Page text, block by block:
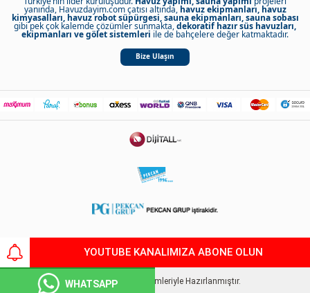
YOUTUBE KANALIMIZA ABONE OLUN
WHATSAPP
yanında, Havuzdayim.com çatısı altında, havuz ekipmanları, havuz
kimyasalları, havuz robot süpürgesi, sauna ekipmanları, sauna sobası
gibi pek çok kalemde çözümler sunmakta,dekoratif hazır süs havuzları,
ekipmanları ve gölet sistemleri ile de bahçelere değer katmaktadır.
Bize Ulaşın
Copyright 2021 Pekcan
T-SoftE-Ticaret Sistemleriyle Hazırlanmıştır.